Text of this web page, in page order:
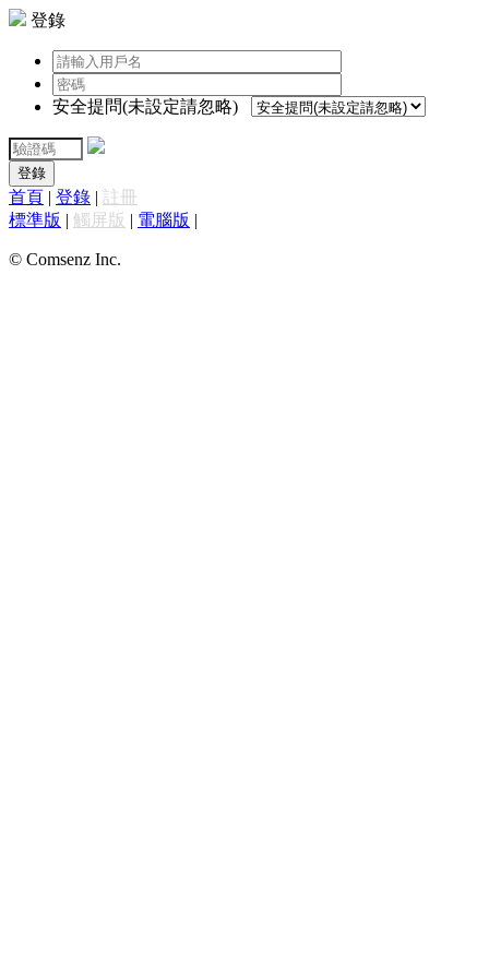
登錄
安全提問(未設定請忽略)
登錄
首頁 | 登錄 | 註冊
標準版 | 觸屏版 | 電腦版 |
© Comsenz Inc.